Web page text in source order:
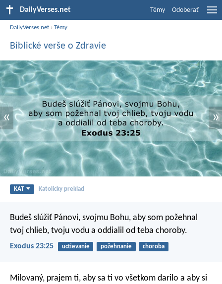
DailyVerses.net Témy Odoberať
DailyVerses.net ›Témy
Biblické verše o Zdravie
« »
KAT Katolícky preklad
Budeš slúžiť Pánovi, svojmu Bohu, aby som požehnal
tvoj chlieb, tvoju vodu a oddialil od teba choroby.
Exodus 23:25 uctievanie požehnanie choroba
Milovaný, prajem ti, aby sa ti vo všetkom darilo a aby si